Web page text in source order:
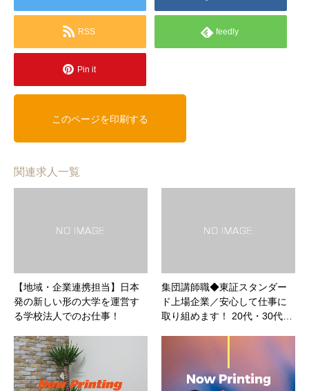
RSS feedly
Pin it
関連求人一覧
【地域・企業連携担当】日本
発の新しい形の大学を運営す
る学校法人でのお仕事！
集団講師職◆東証スタンダー
ド上場企業／安心して仕事に
取り組めます！ 20代・30代…